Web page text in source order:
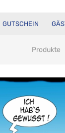
GUTSCHEIN
Produkte